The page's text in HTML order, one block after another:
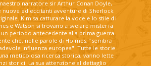
narratore sir Arthur Conan Doyle,
nuove ed eccitanti avventure di Sherlock
Kim sa catturare la voce e lo stile di
e Watson si trovano a svelare misteri a
periodo antecedente alla prima guerra
che, nelle parole di Holmes, "sembra
influenza europea". Tutte le storie
meticolosa ricerca storica, vanno lette
storici. La sua attenzione al dettaglio